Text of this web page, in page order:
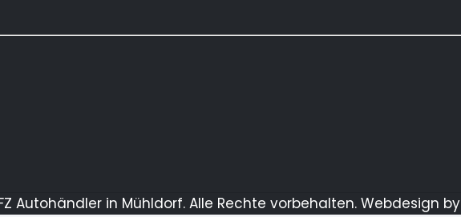
Autohändler in Mühldorf. Alle Rechte vorbehalten. Webdesign by